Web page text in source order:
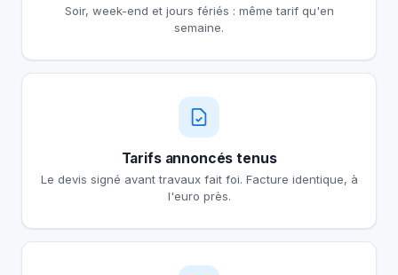
Soir, week-end et jours fériés : même tarif qu'en
semaine.
Tarifs annoncés tenus
Le devis signé avant travaux fait foi. Facture identique, à
l'euro près.